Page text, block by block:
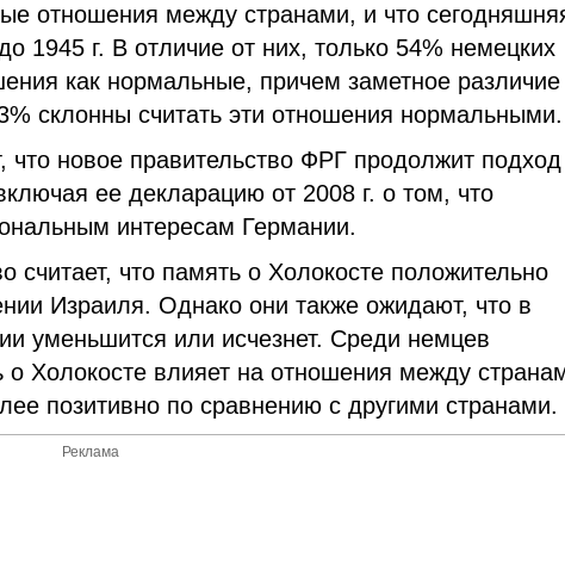
отношения между странами, и что
1945 г. В отличие от них, только 54% немецких
как нормальные, причем заметное различие
склонны считать эти отношения нормальными.
новое правительство ФРГ продолжит подход
ее декларацию от 2008 г. о том, что
интересам Германии.
считает, что память о Холокосте положительно
Израиля. Однако они также ожидают, что в
уменьшится или исчезнет. Среди немцев
о Холокосте влияет на отношения между
позитивно по сравнению с другими странами.
Реклама